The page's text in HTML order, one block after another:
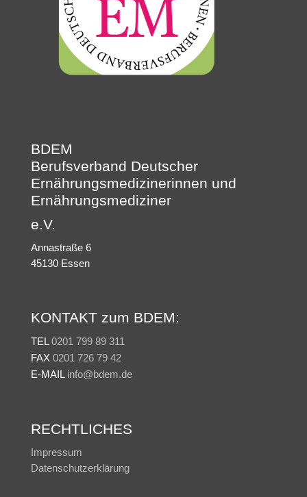
BDEM
Berufsverband Deutscher
Ernährungsmedizinerinnen und
Ernährungsmediziner
e.V.
Annastraße 6
45130 Essen
KONTAKT zum BDEM:
TEL 0201 799 89 311
FAX 0201 726 79 42
E-MAIL info@bdem.de
RECHTLICHES
Impressum
Datenschutzerklärung